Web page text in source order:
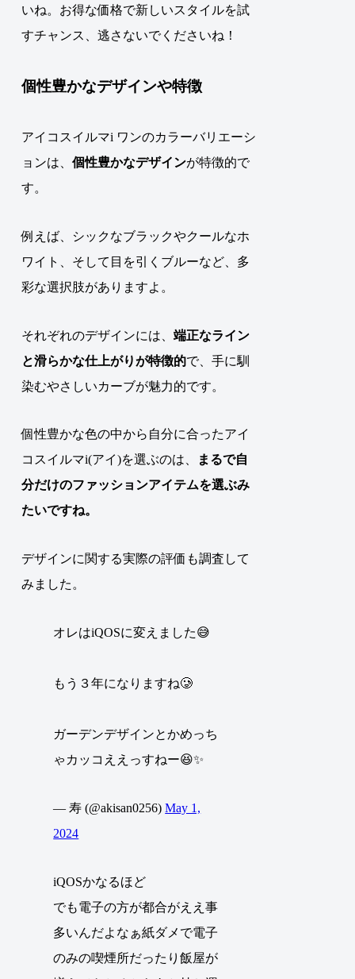
いね。お得な価格で新しいスタイルを試
すチャンス、逃さないでくださいね！
個性豊かなデザインや特徴
アイコスイルマi ワンのカラーバリエーシ
ョンは、個性豊かなデザインが特徴的で
す。
例えば、シックなブラックやクールなホ
ワイト、そして目を引くブルーなど、多
彩な選択肢がありますよ。
それぞれのデザインには、端正なライン
と滑らかな仕上がりが特徴的で、手に馴
染むやさしいカーブが魅力的です。
個性豊かな色の中から自分に合ったアイ
コスイルマi(アイ)を選ぶのは、
まるで自
分だけのファッションアイテムを選ぶみ
たいですね。
デザインに関する実際の評価も調査して
みました。
オレはiQOSに変えました😅
もう３年になりますね🥲
ガーデンデザインとかめっち
ゃカッコええっすねー😆✨
— 寿 (@akisan0256)May 1,
2024
iQOSかなるほど
でも電子の方が都合がええ事
多いんだよなぁ紙ダメで電子
のみの喫煙所だったり飯屋が